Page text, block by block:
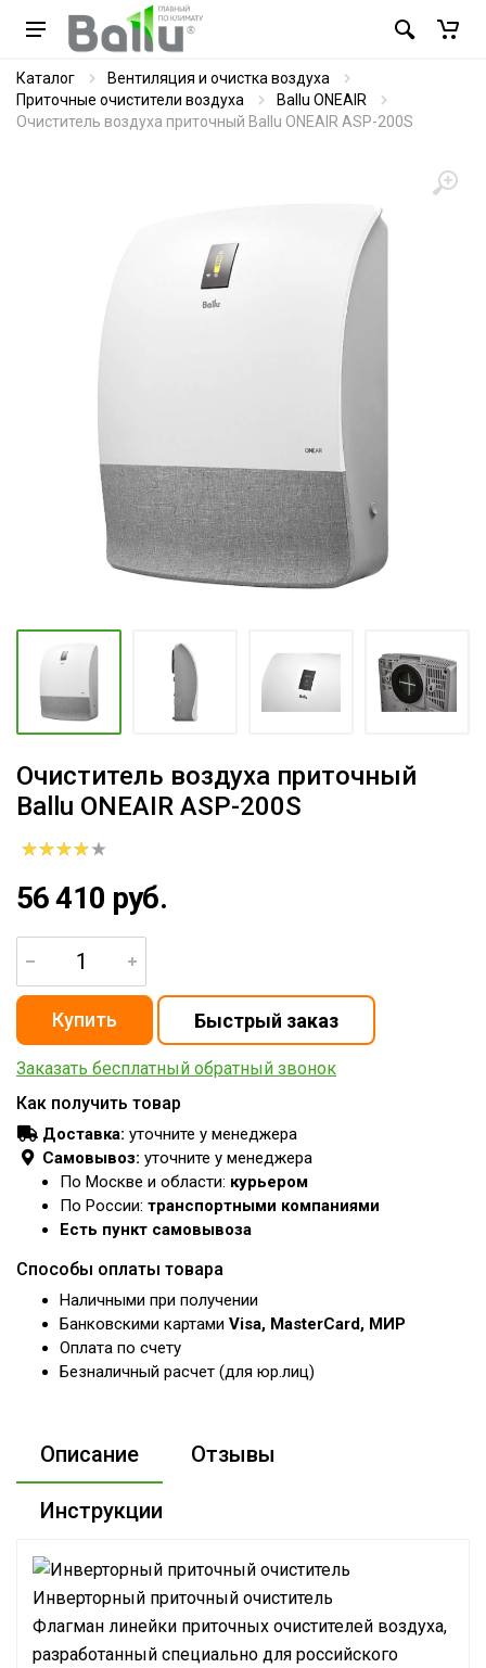
Каталог
Вентиляция и очистка воздуха
Приточные очистители воздуха
Ballu ONEAIR
Очиститель воздуха приточный Ballu ONEAIR ASP-200S
Очиститель воздуха приточный
Ballu ONEAIR ASP-200S
56 410 руб.
Заказать бесплатный обратный звонок
Как получить товар
Доставка: уточните у менеджера
Самовывоз: уточните у менеджера
По Москве и области: курьером
По России: транспортными компаниями
Есть пункт самовывоза
Способы оплаты товара
Наличными при получении
Банковскими картами Visa, MasterCard, МИР
Оплата по счету
Безналичный расчет (для юр.лиц)
Описание Отзывы
Инструкции
Инверторный приточный очиститель
Флагман линейки приточных очистителей воздуха,
разработанный специально для российского